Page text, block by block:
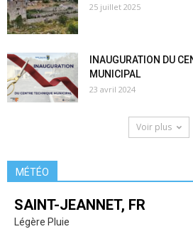
25 juillet 2025
INAUGURATION DU
MUNICIPAL
23 avril 2024
Voir plus
MÉTÉO
SAINT-JEANNET, FR
Légère Pluie